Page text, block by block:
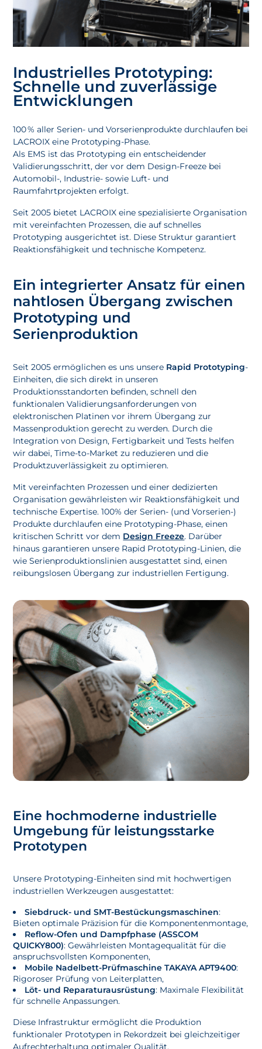
Industrielles Prototyping:
Schnelle und zuverlässige
Entwicklungen
100 % aller Serien- und Vorserienprodukte durchlaufen bei
LACROIX eine Prototyping-Phase.
Als EMS ist das Prototyping ein entscheidender
Validierungsschritt, der vor dem Design-Freeze bei
Automobil-, Industrie- sowie Luft- und
Raumfahrtprojekten erfolgt.
Seit 2005 bietet LACROIX eine spezialisierte Organisation
mit vereinfachten Prozessen, die auf schnelles
Prototyping ausgerichtet ist. Diese Struktur garantiert
Reaktionsfähigkeit und technische Kompetenz.
Ein integrierter Ansatz für einen
nahtlosen Übergang zwischen
Prototyping und
Serienproduktion
Seit 2005 ermöglichen es uns unsere Rapid Prototyping-
Einheiten, die sich direkt in unseren
Produktionsstandorten befinden, schnell den
funktionalen Validierungsanforderungen von
elektronischen Platinen vor ihrem Übergang zur
Massenproduktion gerecht zu werden. Durch die
Integration von Design, Fertigbarkeit und Tests helfen
wir dabei, Time-to-Market zu reduzieren und die
Produktzuverlässigkeit zu optimieren.
Mit vereinfachten Prozessen und einer dedizierten
Organisation gewährleisten wir Reaktionsfähigkeit und
technische Expertise. 100% der Serien- (und Vorserien-)
Produkte durchlaufen eine Prototyping-Phase, einen
kritischen Schritt vor dem Design Freeze. Darüber
hinaus garantieren unsere Rapid Prototyping-Linien, die
wie Serienproduktionslinien ausgestattet sind, einen
reibungslosen Übergang zur industriellen Fertigung.
Eine hochmoderne industrielle
Umgebung für leistungsstarke
Prototypen
Unsere Prototyping-Einheiten sind mit hochwertigen
industriellen Werkzeugen ausgestattet:
Siebdruck- und SMT-Bestückungsmaschinen:
Bieten optimale Präzision für die Komponentenmontage,
Reflow-Ofen und Dampfphase (ASSCOM
QUICKY800): Gewährleisten Montagequalität für die
anspruchsvollsten Komponenten,
Mobile Nadelbett-Prüfmaschine TAKAYA APT9400:
Rigoroser Prüfung von Leiterplatten,
Löt- und Reparaturausrüstung: Maximale Flexibilität
für schnelle Anpassungen.
Diese Infrastruktur ermöglicht die Produktion
funktionaler Prototypen in Rekordzeit bei gleichzeitiger
Aufrechterhaltung optimaler Qualität.